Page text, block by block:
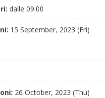
dalle 09:00
15 September, 2023 (Fri)
26 October, 2023 (Thu)